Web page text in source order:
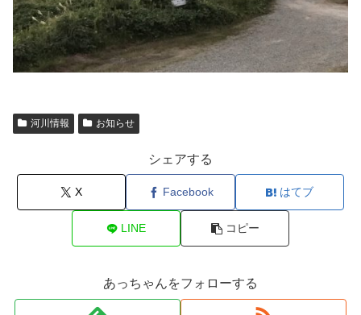
河川情報 お知らせ
シェアする
X Facebook はてブ
LINE コピー
あっちゃんをフォローする